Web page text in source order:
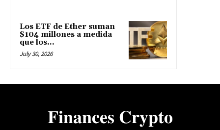
Los ETF de Ether suman
$104 millones a medida
que los...
July 30, 2026
𝐅𝐢𝐧𝐚𝐧𝐜𝐞𝐬 𝐂𝐫𝐲𝐩𝐭𝐨